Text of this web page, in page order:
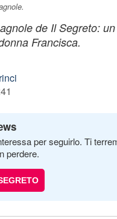
de Il Segreto:
Francisca.
per seguirlo. Ti
perdere.